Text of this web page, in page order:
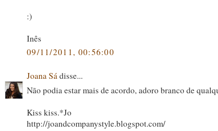
:)
Inês
09/11/2011, 00:56:00
Joana Sádisse...
Não podia estar mais de acordo, adoro branco de
Kiss kiss.*Jo
http://joandcompanystyle.blogspot.com/